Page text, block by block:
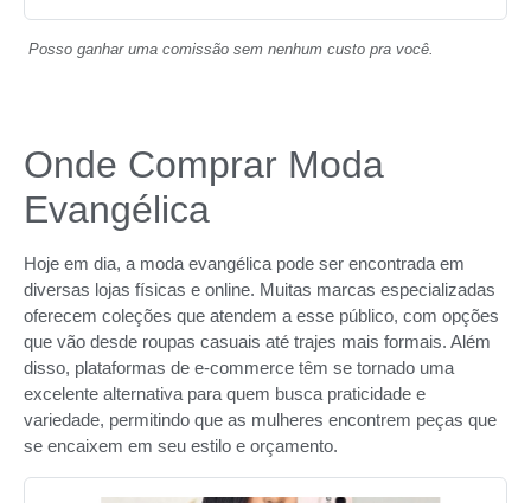
Posso ganhar uma comissão sem nenhum custo pra você.
Onde Comprar Moda
Evangélica
Hoje em dia, a moda evangélica pode ser encontrada em
diversas lojas físicas e online. Muitas marcas especializadas
oferecem coleções que atendem a esse público, com opções
que vão desde roupas casuais até trajes mais formais. Além
disso, plataformas de e-commerce têm se tornado uma
excelente alternativa para quem busca praticidade e
variedade, permitindo que as mulheres encontrem peças que
se encaixem em seu estilo e orçamento.